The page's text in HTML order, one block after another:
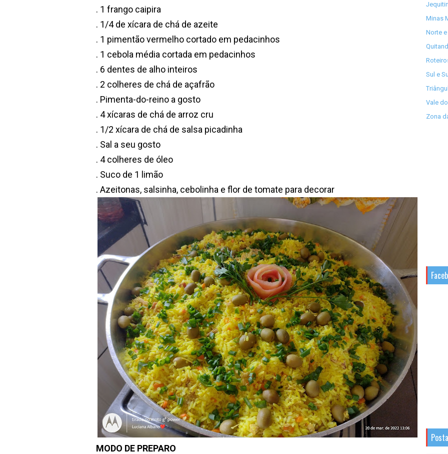
. 1 frango caipira
. 1/4 de xícara de chá de azeite
. 1 pimentão vermelho cortado em pedacinhos
. 1 cebola média cortada em pedacinhos
. 6 dentes de alho inteiros
. 2 colheres de chá de açafrão
. Pimenta-do-reino a gosto
. 4 xícaras de chá de arroz cru
. 1/2 xícara de chá de salsa picadinha
. Sal a seu gosto
. 4 colheres de óleo
. Suco de 1 limão
. Azeitonas, salsinha, cebolinha e flor de tomate para decorar
MODO DE PREPARO
Minas
Norte
Sul e
Vale
Zona